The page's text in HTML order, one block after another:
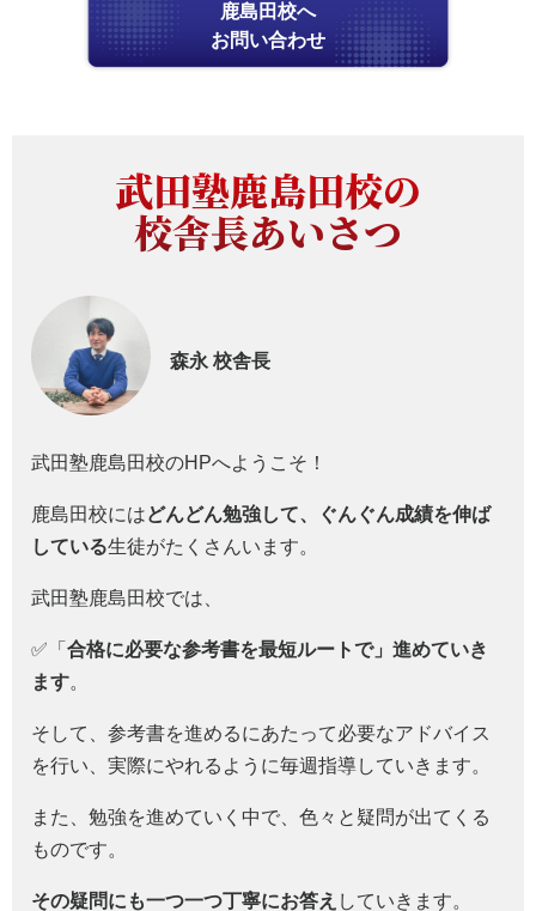
鹿島田校へ
お問い合わせ
武田塾鹿島田校の
校舎長あいさつ
森永 校舎長
武田塾鹿島田校のHPへようこそ！
鹿島田校にはどんどん勉強して、ぐんぐん成績を伸ば
している生徒がたくさんいます。
武田塾鹿島田校では、
✅「 合格に必要な参考書を最短ルートで」 進めていき
ます。
そして、参考書を進めるにあたって必要なアドバイス
を行い、実際にやれるように毎週指導していきます。
また、勉強を進めていく中で、色々と疑問が出てくる
ものです。
その疑問にも一つ一つ丁寧にお答え していきます。